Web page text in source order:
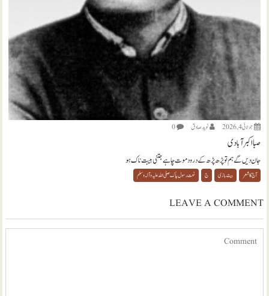
جولائی 4, 2026 نويد صادق 0
صبا اکبر آبادی
جان دیں گے ہم تو پڑھ پڑھ کے درود موت چاہے جتنی ہیبت ناک ہو
آج کا شعر بیت بازی ج نعت رسول پاک صلی اللہ علیہ و آلہ وسلم
LEAVE A COMMENT